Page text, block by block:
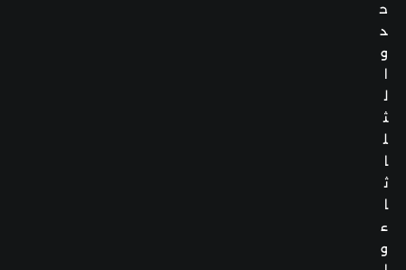
ح
د
و
ا
ل
ث
ل
ا
ث
ا
ء
و